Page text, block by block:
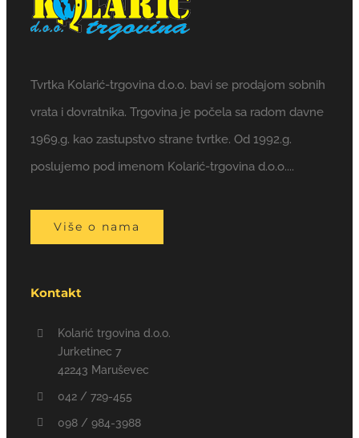
Tvrtka Kolarić-trgovina d.o.o. bavi se prodajom sobnih
vrata i dovratnika. Trgovina je počela sa radom davne
1969.g. kao zastupstvo strane tvrtke. Od 1992.g.
poslujemo pod imenom Kolarić-trgovina d.o.o....
Više o nama
Kontakt
Kolarić trgovina d.o.o.
Jurketinec 7
42243 Maruševec
042 / 729-455
098 / 984-3988